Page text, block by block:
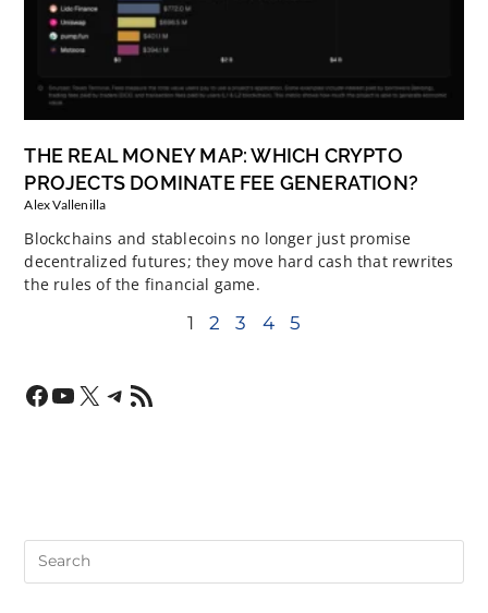
THE REAL MONEY MAP: WHICH CRYPTO
PROJECTS DOMINATE FEE GENERATION?
Alex Vallenilla
Blockchains and stablecoins no longer just promise
decentralized futures; they move hard cash that rewrites
the rules of the financial game.
1 2 3 4 5